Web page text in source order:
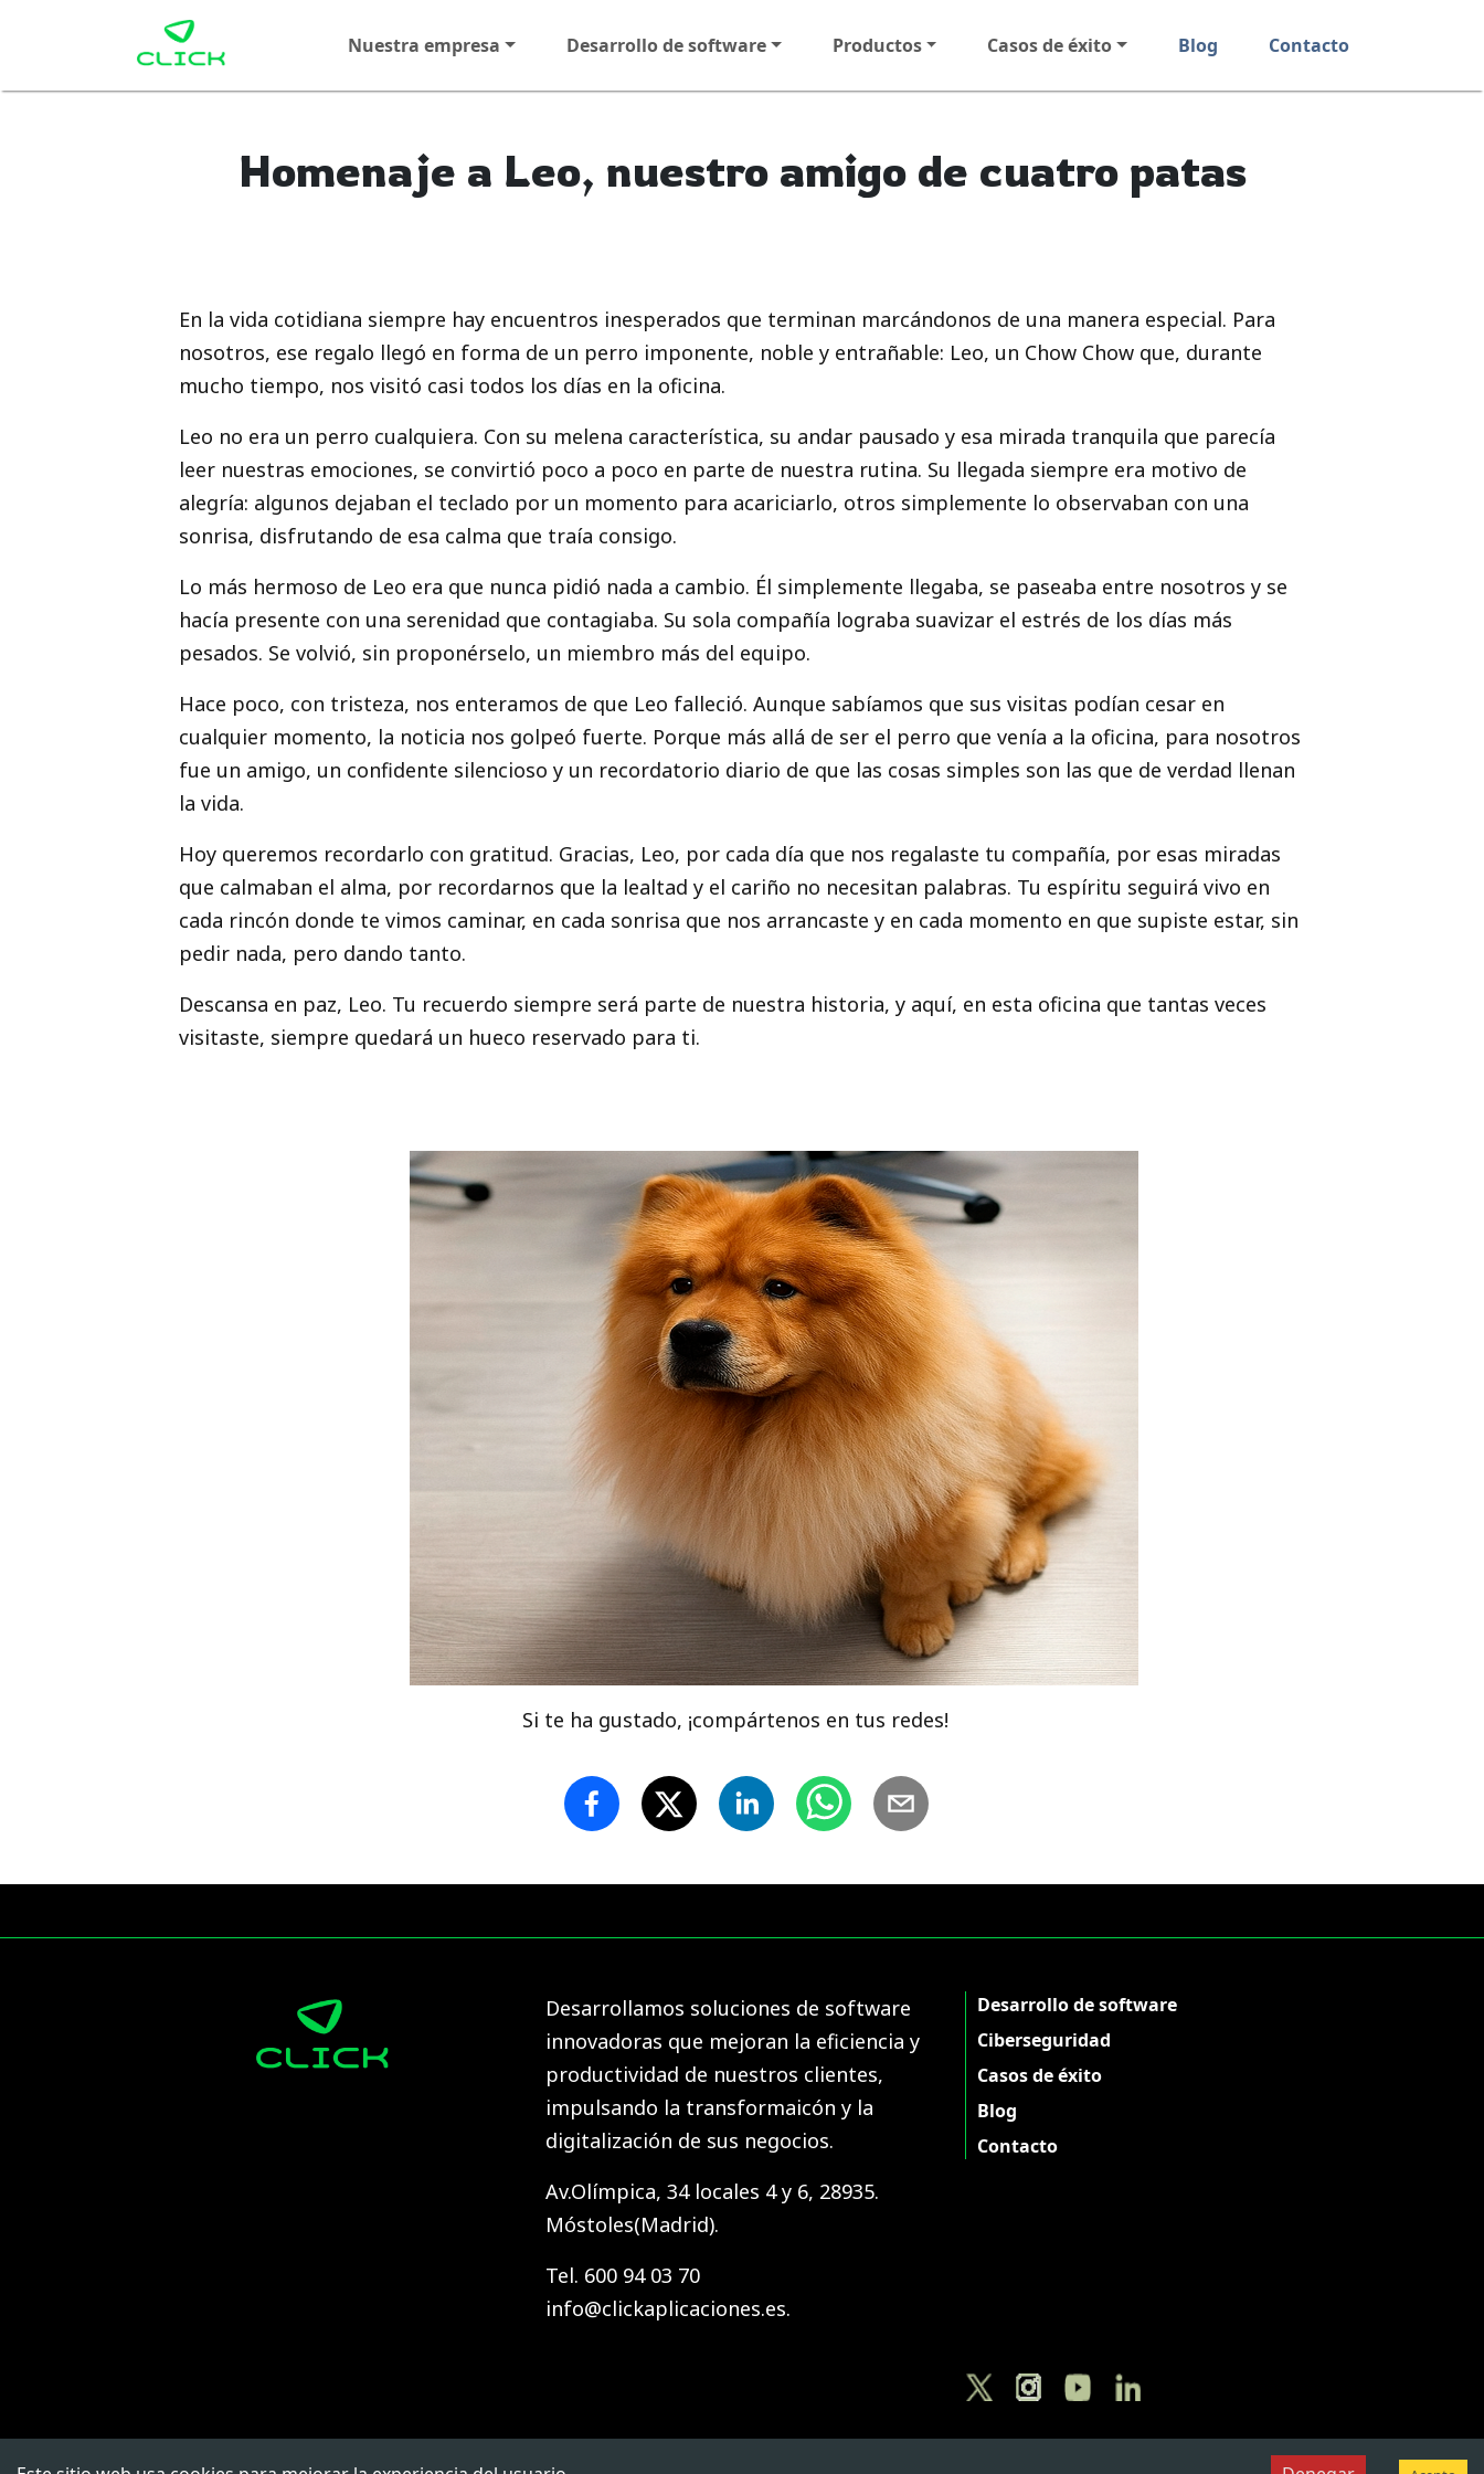
Nuestra empresa Desarrollo de software Productos Casos de éxito Blog Contacto
Homenaje a Leo, nuestro amigo de cuatro patas
En la vida cotidiana siempre hay encuentros inesperados que terminan marcándonos de una manera especial. Para
nosotros, ese regalo llegó en forma de un perro imponente, noble y entrañable: Leo, un Chow Chow que, durante
mucho tiempo, nos visitó casi todos los días en la oficina.
Leo no era un perro cualquiera. Con su melena característica, su andar pausado y esa mirada tranquila que parecía
leer nuestras emociones, se convirtió poco a poco en parte de nuestra rutina. Su llegada siempre era motivo de
alegría: algunos dejaban el teclado por un momento para acariciarlo, otros simplemente lo observaban con una
sonrisa, disfrutando de esa calma que traía consigo.
Lo más hermoso de Leo era que nunca pidió nada a cambio. Él simplemente llegaba, se paseaba entre nosotros y se
hacía presente con una serenidad que contagiaba. Su sola compañía lograba suavizar el estrés de los días más
pesados. Se volvió, sin proponérselo, un miembro más del equipo.
Hace poco, con tristeza, nos enteramos de que Leo falleció. Aunque sabíamos que sus visitas podían cesar en
cualquier momento, la noticia nos golpeó fuerte. Porque más allá de ser el perro que venía a la oficina, para nosotros
fue un amigo, un confidente silencioso y un recordatorio diario de que las cosas simples son las que de verdad llenan
la vida.
Hoy queremos recordarlo con gratitud. Gracias, Leo, por cada día que nos regalaste tu compañía, por esas miradas
que calmaban el alma, por recordarnos que la lealtad y el cariño no necesitan palabras. Tu espíritu seguirá vivo en
cada rincón donde te vimos caminar, en cada sonrisa que nos arrancaste y en cada momento en que supiste estar, sin
pedir nada, pero dando tanto.
Descansa en paz, Leo. Tu recuerdo siempre será parte de nuestra historia, y aquí, en esta oficina que tantas veces
visitaste, siempre quedará un hueco reservado para ti.
Si te ha gustado, ¡compártenos en tus redes!
Desarrollamos soluciones de software
innovadoras que mejoran la eficiencia y
productividad de nuestros clientes,
impulsando la transformaicón y la
digitalización de sus negocios.
Av.Olímpica, 34 locales 4 y 6, 28935.
Móstoles(Madrid).
Tel. 600 94 03 70
info@clickaplicaciones.es.
Desarrollo de software
Ciberseguridad
Casos de éxito
Blog
Contacto